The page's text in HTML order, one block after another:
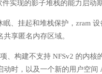
实现的影子堆栈的能力启动
、挂起和堆栈保护，zram
享匿名内存区域。
、构建不支持 NFSv2 的内
时，以及一个新的用户空间